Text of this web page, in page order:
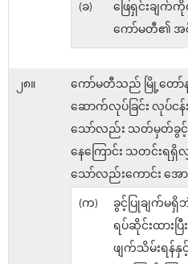
(ခ)
ဖြေရှင်းချ
ကော်မတီ၏ အစီ
၂၈။
ကော်မတီသည် မြို့တော်
ဆောက်လုပ်ခြင်း လုပ်င
သော်လည်း သတ်မှတ်ခွ
နေကြောင်း သတင်းရရှိ
သော်လည်းကောင်း အေ
(က)
ခွင့်ပြုချက်မ
ရပ်ဆိုင်းထားပ
ဖျက်သိမ်းရန်နှ